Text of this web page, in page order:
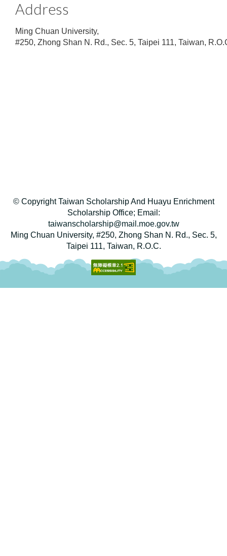
Address
Ming Chuan University,
#250, Zhong Shan N. Rd., Sec. 5, Taipei 111, Taiwan,
© Copyright Taiwan Scholarship And Huayu Enrichment
Scholarship Office; Email:
taiwanscholarship@mail.moe.gov.tw
Ming Chuan University, #250, Zhong Shan N. Rd., Sec. 5,
Taipei 111, Taiwan, R.O.C.